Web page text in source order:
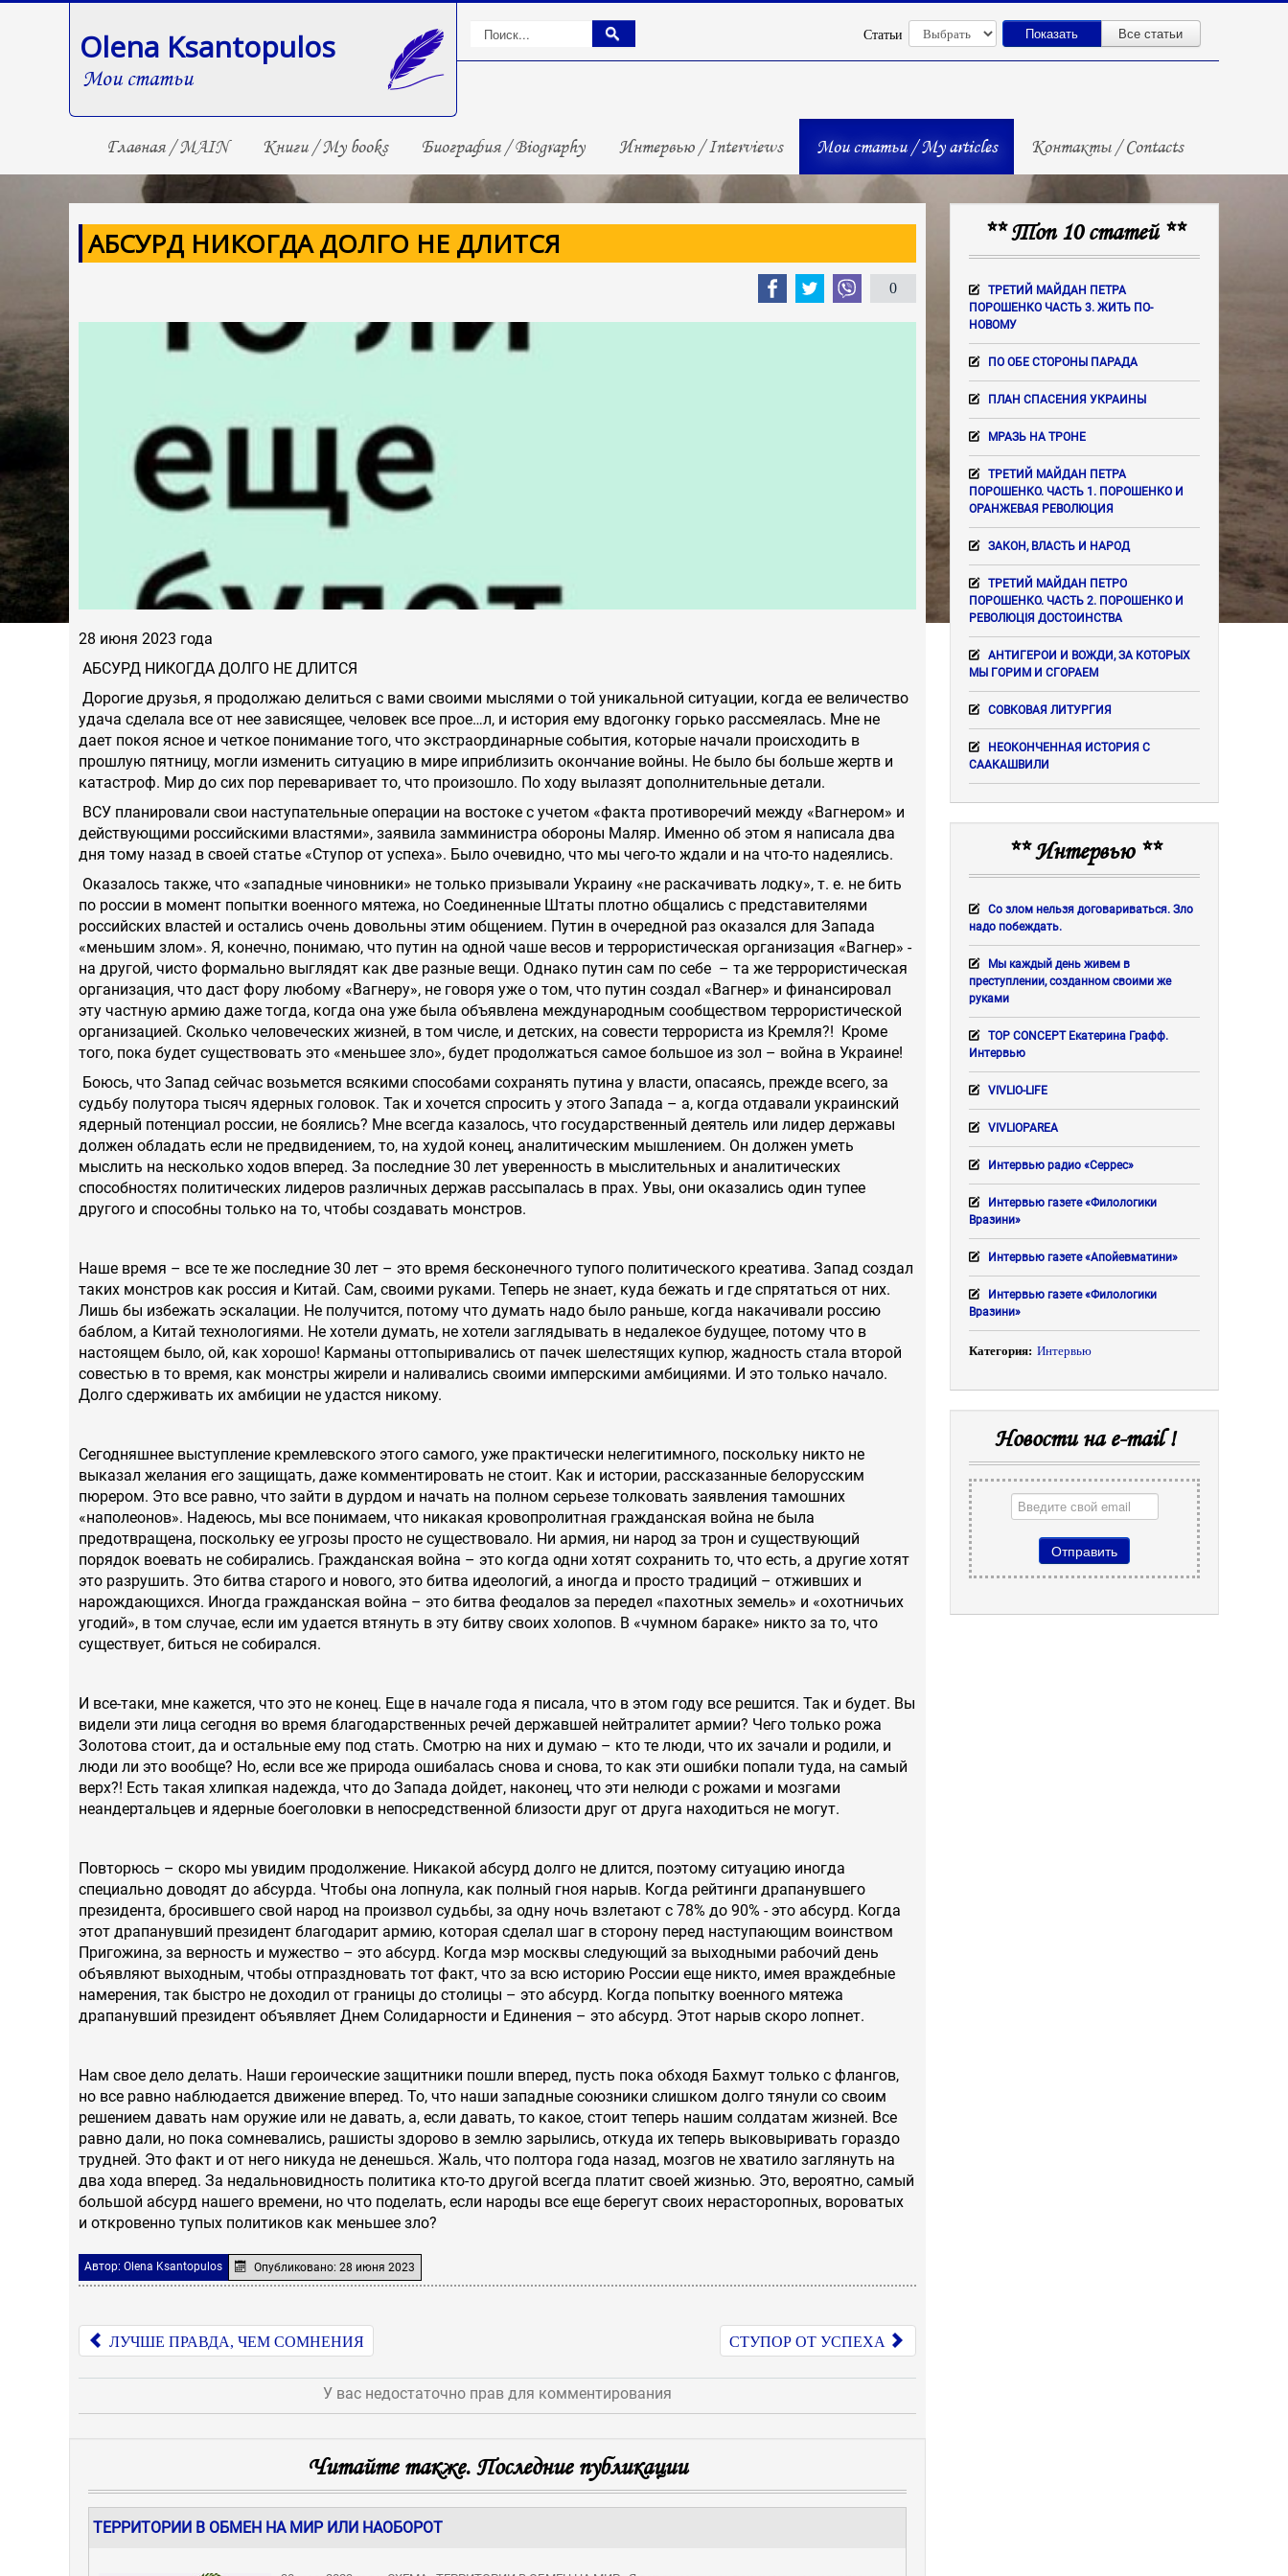
Olena Ksantopulos
Мои статьи
Статьи Показать Все статьи
Главная / MAIN Книги / My books Биография / Biography Интервью / Interviews Мои статьи / My articles Контакты / Contacts
АБСУРД НИКОГДА ДОЛГО НЕ ДЛИТСЯ
0
28 июня 2023 года
АБСУРД НИКОГДА ДОЛГО НЕ ДЛИТСЯ
Дорогие друзья, я продолжаю делиться с вами своими мыслями о той уникальной ситуации, когда ее величество
удача сделала все от нее зависящее, человек все прое…л, и история ему вдогонку горько рассмеялась. Мне не
дает покоя ясное и четкое понимание того, что экстраординарные события, которые начали происходить в
прошлую пятницу, могли изменить ситуацию в мире иприблизить окончание войны. Не было бы больше жертв и
катастроф. Мир до сих пор переваривает то, что произошло. По ходу вылазят дополнительные детали.
ВСУ планировали свои наступательные операции на востоке с учетом «факта противоречий между «Вагнером» и
действующими российскими властями», заявила замминистра обороны Маляр. Именно об этом я написала два
дня тому назад в своей статье «Ступор от успеха». Было очевидно, что мы чего-то ждали и на что-то надеялись.
Оказалось также, что «западные чиновники» не только призывали Украину «не раскачивать лодку», т. е. не бить
по россии в момент попытки военного мятежа, но Соединенные Штаты плотно общались с представителями
российских властей и остались очень довольны этим общением. Путин в очередной раз оказался для Запада
«меньшим злом». Я, конечно, понимаю, что путин на одной чаше весов и террористическая организация «Вагнер» -
на другой, чисто формально выглядят как две разные вещи. Однако путин сам по себе – та же террористическая
организация, что даст фору любому «Вагнеру», не говоря уже о том, что путин создал «Вагнер» и финансировал
эту частную армию даже тогда, когда она уже была объявлена международным сообществом террористической
организацией. Сколько человеческих жизней, в том числе, и детских, на совести террориста из Кремля?! Кроме
того, пока будет существовать это «меньшее зло», будет продолжаться самое большое из зол – война в Украине!
Боюсь, что Запад сейчас возьмется всякими способами сохранять путина у власти, опасаясь, прежде всего, за
судьбу полутора тысяч ядерных головок. Так и хочется спросить у этого Запада – а, когда отдавали украинский
ядерный потенциал россии, не боялись? Мне всегда казалось, что государственный деятель или лидер державы
должен обладать если не предвидением, то, на худой конец, аналитическим мышлением. Он должен уметь
мыслить на несколько ходов вперед. За последние 30 лет уверенность в мыслительных и аналитических
способностях политических лидеров различных держав рассыпалась в прах. Увы, они оказались один тупее
другого и способны только на то, чтобы создавать монстров.
Наше время – все те же последние 30 лет – это время бесконечного тупого политического креатива. Запад создал
таких монстров как россия и Китай. Сам, своими руками. Теперь не знает, куда бежать и где спрятаться от них.
Лишь бы избежать эскалации. Не получится, потому что думать надо было раньше, когда накачивали россию
баблом, а Китай технологиями. Не хотели думать, не хотели заглядывать в недалекое будущее, потому что в
настоящем было, ой, как хорошо! Карманы оттопыривались от пачек шелестящих купюр, жадность стала второй
совестью в то время, как монстры жирели и наливались своими имперскими амбициями. И это только начало.
Долго сдерживать их амбиции не удастся никому.
Сегодняшнее выступление кремлевского этого самого, уже практически нелегитимного, поскольку никто не
выказал желания его защищать, даже комментировать не стоит. Как и истории, рассказанные белорусским
пюрером. Это все равно, что зайти в дурдом и начать на полном серьезе толковать заявления тамошних
«наполеонов». Надеюсь, мы все понимаем, что никакая кровопролитная гражданская война не была
предотвращена, поскольку ее угрозы просто не существовало. Ни армия, ни народ за трон и существующий
порядок воевать не собирались. Гражданская война – это когда одни хотят сохранить то, что есть, а другие хотят
это разрушить. Это битва старого и нового, это битва идеологий, а иногда и просто традиций – отживших и
нарождающихся. Иногда гражданская война – это битва феодалов за передел «пахотных земель» и «охотничьих
угодий», в том случае, если им удается втянуть в эту битву своих холопов. В «чумном бараке» никто за то, что
существует, биться не собирался.
И все-таки, мне кажется, что это не конец. Еще в начале года я писала, что в этом году все решится. Так и будет. Вы
видели эти лица сегодня во время благодарственных речей державшей нейтралитет армии? Чего только рожа
Золотова стоит, да и остальные ему под стать. Смотрю на них и думаю – кто те люди, что их зачали и родили, и
люди ли это вообще? Но, если все же природа ошибалась снова и снова, то как эти ошибки попали туда, на самый
верх?! Есть такая хлипкая надежда, что до Запада дойдет, наконец, что эти нелюди с рожами и мозгами
неандертальцев и ядерные боеголовки в непосредственной близости друг от друга находиться не могут.
Повторюсь – скоро мы увидим продолжение. Никакой абсурд долго не длится, поэтому ситуацию иногда
специально доводят до абсурда. Чтобы она лопнула, как полный гноя нарыв. Когда рейтинги драпанувшего
президента, бросившего свой народ на произвол судьбы, за одну ночь взлетают с 78% до 90% - это абсурд. Когда
этот драпанувший президент благодарит армию, которая сделал шаг в сторону перед наступающим воинством
Пригожина, за верность и мужество – это абсурд. Когда мэр москвы следующий за выходными рабочий день
объявляют выходным, чтобы отпраздновать тот факт, что за всю историю России еще никто, имея враждебные
намерения, так быстро не доходил от границы до столицы – это абсурд. Когда попытку военного мятежа
драпанувший президент объявляет Днем Солидарности и Единения – это абсурд. Этот нарыв скоро лопнет.
Нам свое дело делать. Наши героические защитники пошли вперед, пусть пока обходя Бахмут только с флангов,
но все равно наблюдается движение вперед. То, что наши западные союзники слишком долго тянули со своим
решением давать нам оружие или не давать, а, если давать, то какое, стоит теперь нашим солдатам жизней. Все
равно дали, но пока сомневались, рашисты здорово в землю зарылись, откуда их теперь выковыривать гораздо
трудней. Это факт и от него никуда не денешься. Жаль, что полтора года назад, мозгов не хватило заглянуть на
два хода вперед. За недальновидность политика кто-то другой всегда платит своей жизнью. Это, вероятно, самый
большой абсурд нашего времени, но что поделать, если народы все еще берегут своих нерасторопных, вороватых
и откровенно тупых политиков как меньшее зло?
Автор: Olena Ksantopulos Опубликовано: 28 июня 2023
ЛУЧШЕ ПРАВДА, ЧЕМ СОМНЕНИЯ СТУПОР ОТ УСПЕХА
У вас недостаточно прав для комментирования
Читайте также. Последние публикации
ТЕРРИТОРИИ В ОБМЕН НА МИР ИЛИ НАОБОРОТ
** Топ 10 статей **
ТРЕТИЙ МАЙДАН ПЕТРА
ПОРОШЕНКО ЧАСТЬ 3. ЖИТЬ ПО-
НОВОМУ
ПО ОБЕ СТОРОНЫ ПАРАДА
ПЛАН СПАСЕНИЯ УКРАИНЫ
МРАЗЬ НА ТРОНЕ
ТРЕТИЙ МАЙДАН ПЕТРА
ПОРОШЕНКО. ЧАСТЬ 1. ПОРОШЕНКО И
ОРАНЖЕВАЯ РЕВОЛЮЦИЯ
ЗАКОН, ВЛАСТЬ И НАРОД
ТРЕТИЙ МАЙДАН ПЕТРО
ПОРОШЕНКО. ЧАСТЬ 2. ПОРОШЕНКО И
РЕВОЛЮЦІЯ ДОСТОИНСТВА
АНТИГЕРОИ И ВОЖДИ, ЗА КОТОРЫХ
МЫ ГОРИМ И СГОРАЕМ
СОВКОВАЯ ЛИТУРГИЯ
НЕОКОНЧЕННАЯ ИСТОРИЯ С
СААКАШВИЛИ
** Интервью **
Со злом нельзя договариваться. Зло
надо побеждать.
Мы каждый день живем в
преступлении, созданном своими же
руками
TOP CONCEPT Екатерина Графф.
Интервью
VIVLIO-LIFE
VIVLIOPAREA
Интервью радио «Серрес»
Интервью газете «Филологики
Вразини»
Интервью газете «Апойевматини»
Интервью газете «Филологики
Вразини»
Категория: Интервью
Новости на e-mail !